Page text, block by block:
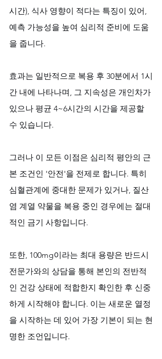
시간), 식사 영향이 적다는 특징이 있어,
예측 가능성을 높여 심리적 준비에 도움
을 줍니다.
효과는 일반적으로 복용 후 30분에서 1시
간 내에 나타나며, 그 지속성은 개인차가
있으나 평균 4~6시간의 시간을 제공할
수 있습니다.
그러나 이 모든 이점은 심리적 평안의 근
본 조건인 '안전'을 전제로 합니다. 특히
심혈관계에 중대한 문제가 있거나, 질산
염 계열 약물을 복용 중인 경우에는 절대
적인 금기 사항입니다.
또한, 100mg이라는 최대 용량은 반드시
전문가와의 상담을 통해 본인의 전반적
인 건강 상태에 적합한지 확인한 후 신중
하게 시작해야 합니다. 이는 새로운 열정
을 시작하는 데 있어 가장 기본이 되는 현
명한 조언입니다.